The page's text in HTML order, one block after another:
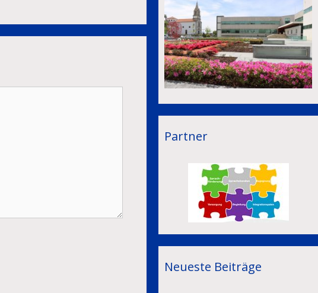
Partner
Neueste Beiträge